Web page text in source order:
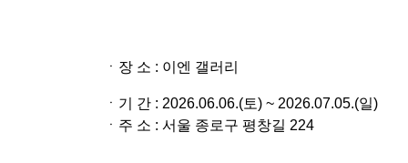
ㆍ장 소 : 이엔 갤러리
ㆍ기 간 : 2026.06.06.(토) ~ 2026.07.05.(일)
ㆍ주 소 : 서울 종로구 평창길 224